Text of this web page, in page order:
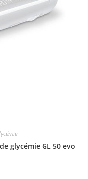
glycémie GL 50 evo